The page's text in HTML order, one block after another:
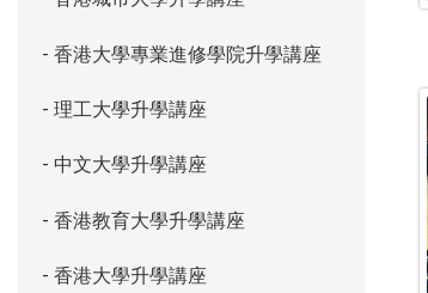
- 香港大學專業進修學院升學講座
- 理工大學升學講座
- 中文大學升學講座
- 香港教育大學升學講座
- 香港大學升學講座